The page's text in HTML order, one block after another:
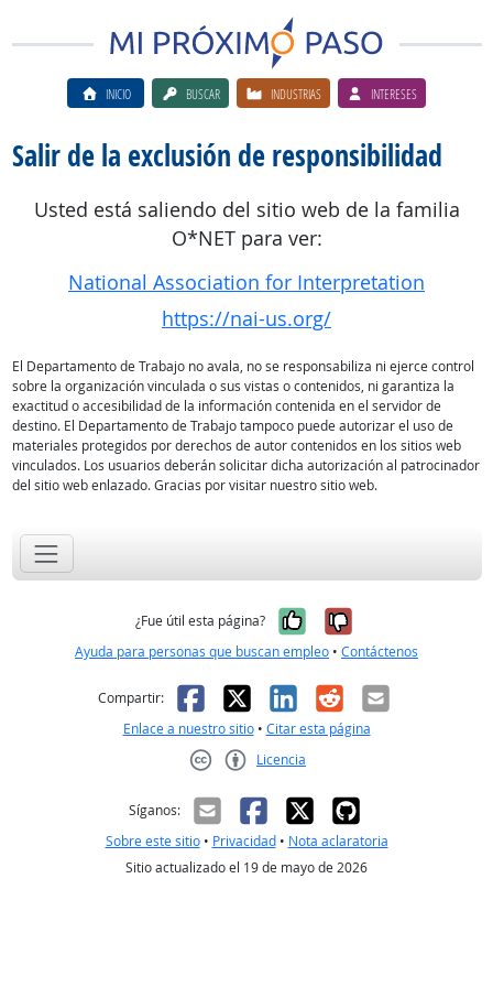
INICIO BUSCAR INDUSTRIAS INTERESES
Salir de la exclusión de responsibilidad
Usted está saliendo del sitio web de la familia
O*NET para ver:
National Association for Interpretation
https://nai-us.org/
El Departamento de Trabajo no avala, no se responsabiliza ni ejerce control
sobre la organización vinculada o sus vistas o contenidos, ni garantiza la
exactitud o accesibilidad de la información contenida en el servidor de
destino. El Departamento de Trabajo tampoco puede autorizar el uso de
materiales protegidos por derechos de autor contenidos en los sitios web
vinculados. Los usuarios deberán solicitar dicha autorización al patrocinador
del sitio web enlazado. Gracias por visitar nuestro sitio web.
¿Fue útil esta página? Sí, fue útil
No, no fue
Ayuda para personas que buscan empleo • Contáctenos
Compartir: Facebook
X LinkedIn
RedditCorreo
Enlace a nuestro sitio• Citar esta página
Licencia
Síganos:
Sobre este sitio• Privacidad• Nota aclaratoria
Sitio actualizado el 19 de mayo de 2026